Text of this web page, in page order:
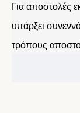
Για αποστολές
υπάρξει
τρόπους